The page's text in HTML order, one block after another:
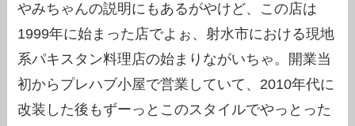
やみちゃんの説明にもあるがやけど、この店は
1999年に始まった店でよぉ、射水市における現地
系パキスタン料理店の始まりながいちゃ。開業当
初からプレハブ小屋で営業していて、2010年代に
改装した後もずーっとこのスタイルでやっとった